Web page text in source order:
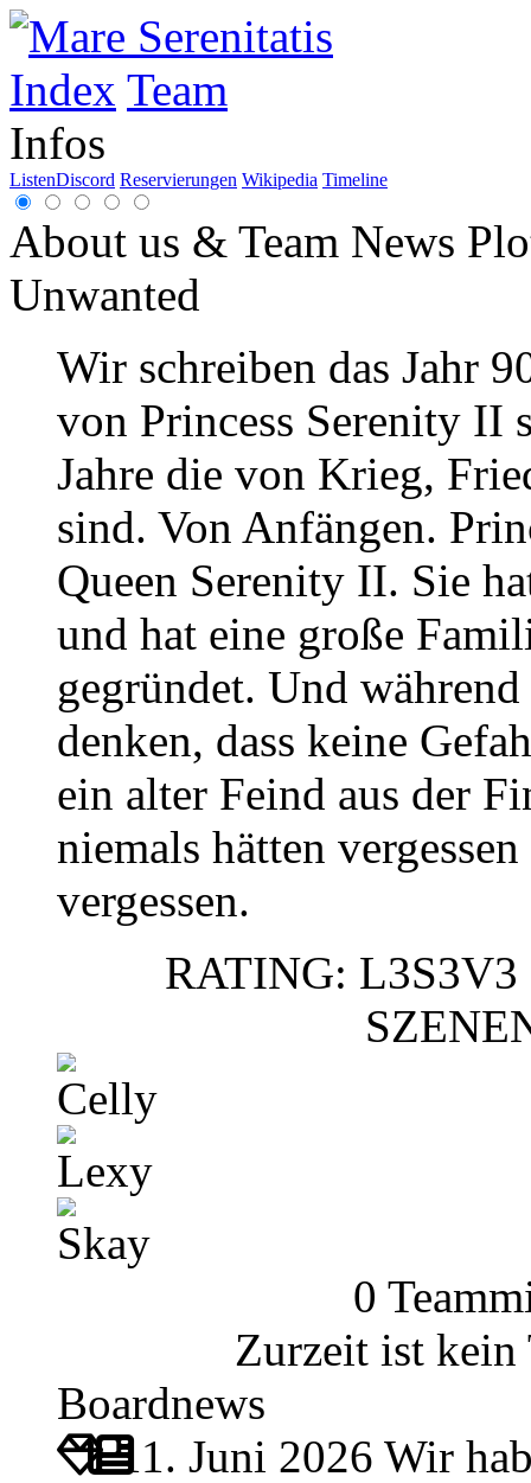
Index Team
Infos
ListenDiscord Reservierungen Wikipedia Timeline
About us & Team News
Unwanted
Wir schreiben das Jahr
von Princess Serenity II
Jahre die von Krieg,
sind. Von Anfängen.
Queen Serenity II. Sie
und hat eine große
gegründet. Und
denken, dass keine
ein alter Feind aus der
niemals hätten
vergessen.
RATING:
Celly
Lexy
Skay
0
Zurzeit ist
Boardnews
11. Juni 2026 Wir